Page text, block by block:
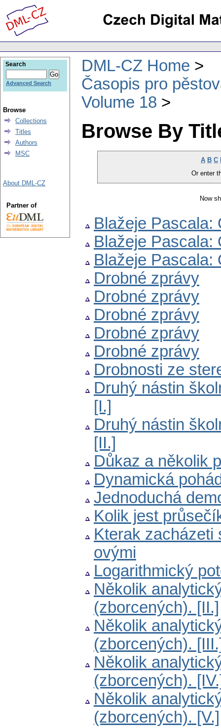
DML-CZ Home
Časopis pro
Volume 18
Browse By
A B C
Or enter
Now
Blažeje Pascala:
Blažeje Pascala:
Blažeje Pascala:
Drobné zprávy
Drobné zprávy
Drobné zprávy
Drobné zprávy
Drobné zprávy
Drobnosti ze
Druhý nástin
[I.]
Druhý nástin
[II.]
Důkaz a několik
Dynamická
Jednoduchá
Kolik jest
Kterak zacházeti
ovými
Logarithmický
Několik
(zborcených). [II.]
Několik
(zborcených).
Několik
(zborcených).
Několik
(zborcených). [V.]
Search
Advanced Search
Browse
Collections
Titles
Authors
MSC
About DML-CZ
Partner of